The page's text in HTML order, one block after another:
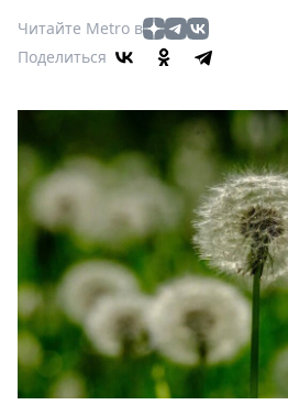
Афиша
Книги
Пресс-
О
Metro
Стримы
Спецпроекты
Звезды
Выборы
2026
Скачай
Metro
Читайте Metro в
Поделиться